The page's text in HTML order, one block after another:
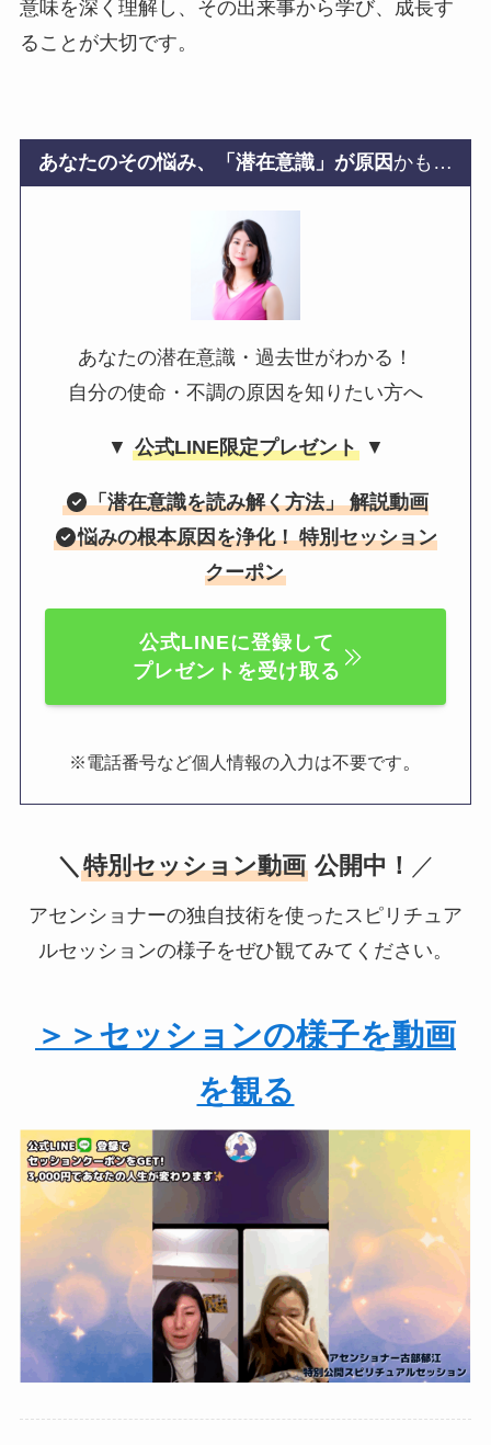
意味を深く理解し、その出来事から学び、成長す
ることが大切です。
あなたのその悩み、「潜在意識」が原因 かも…
あなたの潜在意識・過去世がわかる！
自分の使命・不調の原因を知りたい方へ
▼ 公式LINE限定プレゼント▼
「潜在意識を読み解く方法」 解説動画
悩みの根本原因を浄化！ 特別セッション
クーポン
公式LINEに登録して
プレゼントを受け取る
※電話番号など個人情報の入力は不要です。
＼ 特別セッション動画公開中！ ／
アセンショナーの独自技術を使ったスピリチュア
ルセッションの様子をぜひ観てみてください。
＞＞セッションの様子を動画
を観る